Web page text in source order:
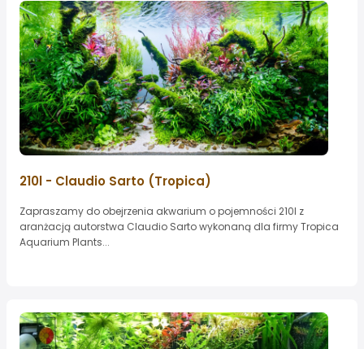
210l - Claudio Sarto (Tropica)
Zapraszamy do obejrzenia akwarium o pojemności 210l z
aranżacją autorstwa Claudio Sarto wykonaną dla firmy Tropica
Aquarium Plants...